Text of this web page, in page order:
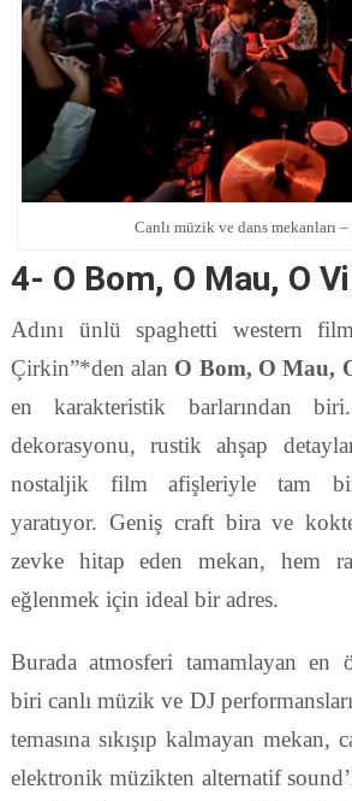
Canlı müzik ve dans mekanları
4- O Bom, O Mau, O
Adını ünlü spaghetti western
Çirkin”*den alan O Bom, O Mau,
en karakteristik barlarından
dekorasyonu, rustik ahşap
nostaljik film afişleriyle tam bir
yaratıyor. Geniş craft bira ve
zevke hitap eden mekan, hem
eğlenmek için ideal bir adres.
Burada atmosferi tamamlayan en
biri canlı müzik ve DJ
temasına sıkışıp kalmayan mekan,
elektronik müzikten alternatif